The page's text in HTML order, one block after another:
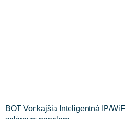
BOT Vonkajšia Inteligentná IP/